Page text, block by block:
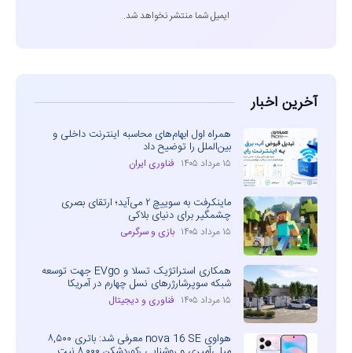
ایمیل شما منتشر نخواهد شد.
آخرین اخبار
همراه اول ابهام‌های محاسبه اینترنت داخلی و
بین‌الملل را توضیح داد
۱۵ مرداد ۱۴۰۵ فناوری ایران
ماینکرفت به سوییچ ۲ می‌آید؛ ارتقای بصری
چشمگیر برای دنیای بلاکی
۱۵ مرداد ۱۴۰۵ بازی و سرگرمی
همکاری استراتژیک تسلا و EVgo جهت توسعه
شبکه سوپرشارژرهای نسل چهارم در آمریکا
۱۵ مرداد ۱۴۰۵ فناوری و دیجیتال
هواوی nova 16 SE معرفی شد: باتری ۸,۵۰۰